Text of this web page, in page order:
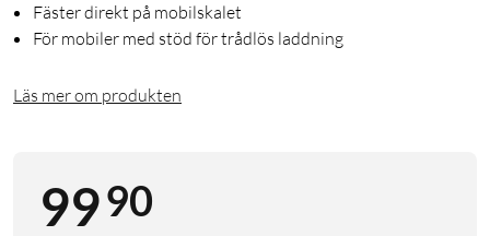
Fäster direkt på mobilskalet
För mobiler med stöd för trådlös laddning
Läs mer om produkten
9990